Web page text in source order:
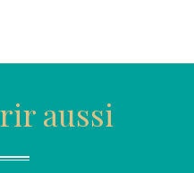
aussi